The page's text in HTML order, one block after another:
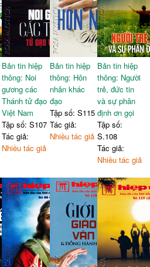
Bản tin hiệp
thông: Noi
gương các
Thánh tử đạo
Việt Nam
Tập số: S107
Tác giả:
Nhiều tác giả
Bản tin hiệp
thông: Hôn
nhân khác
đạo
Tập số: S115
Tác giả:
Nhiều tác giả
Bản tin hiệp
thông: Người
trẻ, đức tin
và sự phân
định ơn gọi
Tập số:
S.108
Tác giả:
Nhiều tác giả